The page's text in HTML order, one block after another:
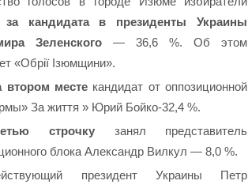
за кандидата в президенты Украины
Зеленского— 36,6 %. Об этом
«Обрії Ізюмщини».
втором месте кандидат от оппозиционной
За життя » Юрий Бойко-32,4 %.
строчкузанял представитель
блока Александр Вилкул — 8,0 %.
президент Украины Петр